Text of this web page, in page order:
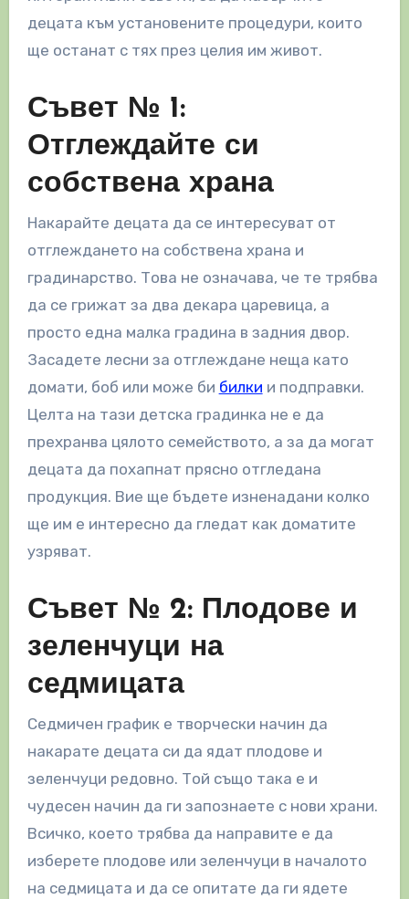
децата към установените процедури, които
ще останат с тях през целия им живот.
Съвет № 1:
Отглеждайте си
собствена храна
Накарайте децата да се интересуват от
отглеждането на собствена храна и
градинарство. Това не означава, че те трябва
да се грижат за два декара царевица, а
просто една малка градина в задния двор.
Засадете лесни за отглеждане неща като
домати, боб или може би билки и подправки.
Целта на тази детска градинка не е да
прехранва цялото семейството, а за да могат
децата да похапнат прясно отгледана
продукция. Вие ще бъдете изненадани колко
ще им е интересно да гледат как доматите
узряват.
Съвет № 2: Плодове и
зеленчуци на
седмицата
Седмичен график е творчески начин да
накарате децата си да ядат плодове и
зеленчуци редовно. Той също така е и
чудесен начин да ги запознаете с нови храни.
Всичко, което трябва да направите е да
изберете плодове или зеленчуци в началото
на седмицата и да се опитате да ги ядете